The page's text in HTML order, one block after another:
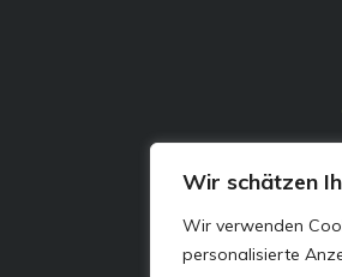
Wir schätzen
Wir verwenden
personalisierte